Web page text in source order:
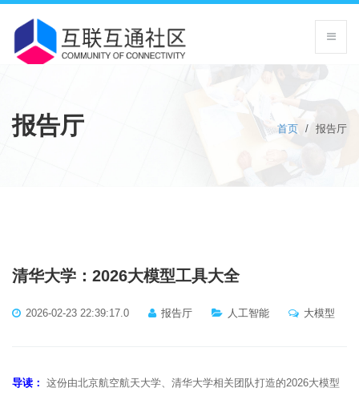
报告厅 首页 / 报告厅
清华大学：2026大模型工具大全
2026-02-23 22:39:17.0 报告厅 人工智能 大模型
导读： 这份由北京航空航天大学、清华大学相关团队打造的2026大模型